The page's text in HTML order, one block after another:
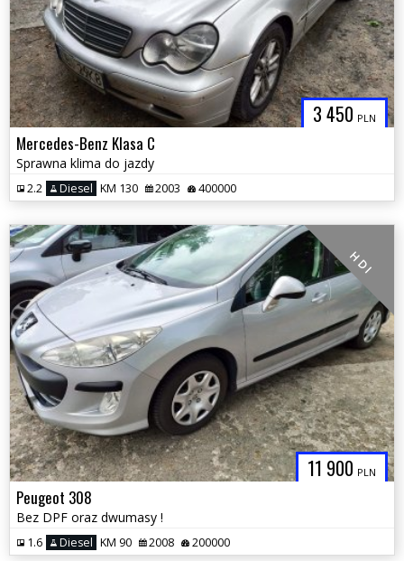
3 450 PLN
Mercedes-Benz Klasa C
Sprawna klima do jazdy
2.2 Diesel KM 130 2003 400000
11 900 PLN
H D I
Peugeot 308
Bez DPF oraz dwumasy !
1.6 Diesel KM 90 2008 200000